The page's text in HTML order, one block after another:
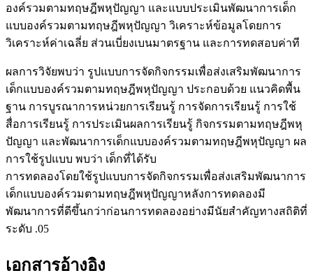
องค์รวมตามทฤษฎีพหุปัญญา และแบบประเมินพัฒนาการเด็ก
แบบองค์รวมตามทฤษฎีพหุปัญญา วิเคราะห์ข้อมูลโดยการ
วิเคราะห์ค่าเฉลี่ย ส่วนเบี่ยงเบนมาตรฐาน และการทดสอบค่าที
ผลการวิจัยพบว่า รูปแบบการจัดกิจกรรมเพื่อส่งเสริมพัฒนาการ
เด็กแบบองค์รวมตามทฤษฎีพหุปัญญา ประกอบด้วย แนวคิดพื้น
ฐาน การบูรณาการหน่วยการเรียนรู้ การจัดการเรียนรู้ การใช้
สื่อการเรียนรู้ การประเมินผลการเรียนรู้ กิจกรรมตามทฤษฎีพหุ
ปัญญา และพัฒนาการเด็กแบบองค์รวมตามทฤษฎีพหุปัญญา ผล
การใช้รูปแบบ พบว่า เด็กที่ได้รับ
การทดลองโดยใช้รูปแบบการจัดกิจกรรมเพื่อส่งเสริมพัฒนาการ
เด็กแบบองค์รวมตามทฤษฎีพหุปัญญาหลังการทดลองมี
พัฒนาการที่ดีขึ้นกว่าก่อนการทดลองอย่างมีนัยสำคัญทางสถิติที่
ระดับ .05
เอกสารอ้างอิง